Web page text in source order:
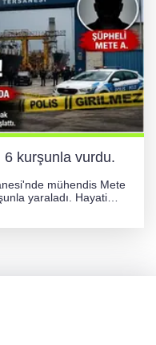
kurşunla vurdu.
mühendis Mete
yaraladı. Hayati